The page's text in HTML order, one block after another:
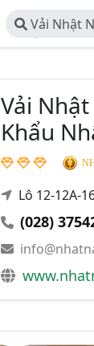
Vải Nhật
Xuất -
Vải
Khẩu
Lô 12-12A-
(028)